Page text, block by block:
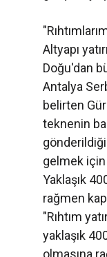
Altyapı
Doğu'dan
Antalya
belirten
teknenin
gelmek için
Yaklaşık
rağmen
"Rıhtım
yaklaşık
olmasına